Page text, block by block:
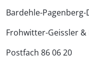
Bardehle-
Frohwitter-Geissler
Postfach 86 06 20